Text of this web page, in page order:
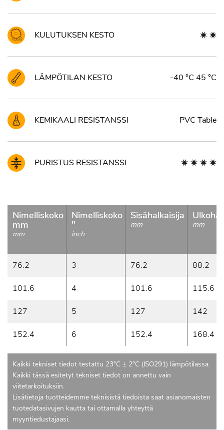
KULUTUKSEN KESTO
LÄMPÖTILAN KESTO -40 °C 45 °C
KEMIKAALI RESISTANSSI PVC Table
PURISTUS RESISTANSSI
Nimelliskoko
mm
mm
Nimelliskoko
"
inch
Sisähalkaisija
mm mm
76.2 3 76.2 88.2
101.6 4 101.6 115.6
127 5 127 142
152.4 6 152.4 168.4
Kaikki tekniset tiedot testattu 23°C ± 2°C (ISO291) lämpötilassa.
Kaikki tässä esitetyt tekniset tiedot on annettu vain
viitetarkoituksiin.
Lisätietoja tuotteidemme teknisistä tiedoista saat asianomaisten
tuotedatasivujen kautta tai ottamalla yhteyttä
myyntiedustajaasi.